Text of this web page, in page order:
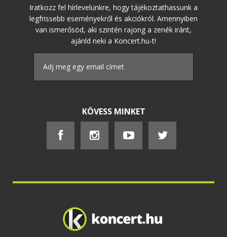
Iratkozz fel hírlevelünkre, hogy tájékoztathassunk a
legfrissebb eseményekről és akciókról. Amennyiben
van ismerősöd, aki szintén rajong a zenék iránt,
ajánld neki a Koncert.hu-t!
KÖVESS MINKET